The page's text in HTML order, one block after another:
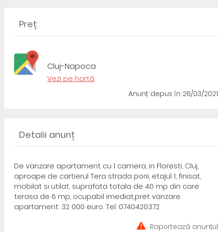
Preț
Cluj-Napoca
Vezi pe hartă
Anunț depus în 26/03/2021
Detalii anunț
De vanzare apartament cu 1 camera, in Floresti, Cluj,
aproape de cartierul Tera strada porii, etajul 1, finisat,
mobilat si utilat, suprafata totala de 40 mp din care
terasa de 6 mp, ocupabil imediat,pret vanzare
apartament: 32 000 euro. Tel: 0740420372
Raportează anunțul